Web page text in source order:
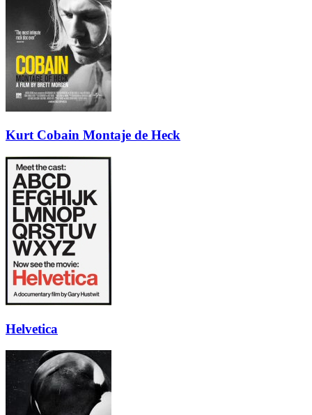
Kurt Cobain Montaje de Heck
Helvetica